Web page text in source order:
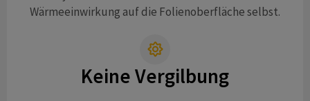
Wärmeeinwirkung auf die Folienoberfläche selbst.
Keine Vergilbung